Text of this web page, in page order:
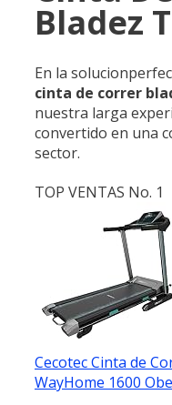
Bladez
En la
cinta de correr
nuestra larga
convertido en una
sector.
TOP VENTAS No. 1
Cecotec Cinta de
WayHome 1600